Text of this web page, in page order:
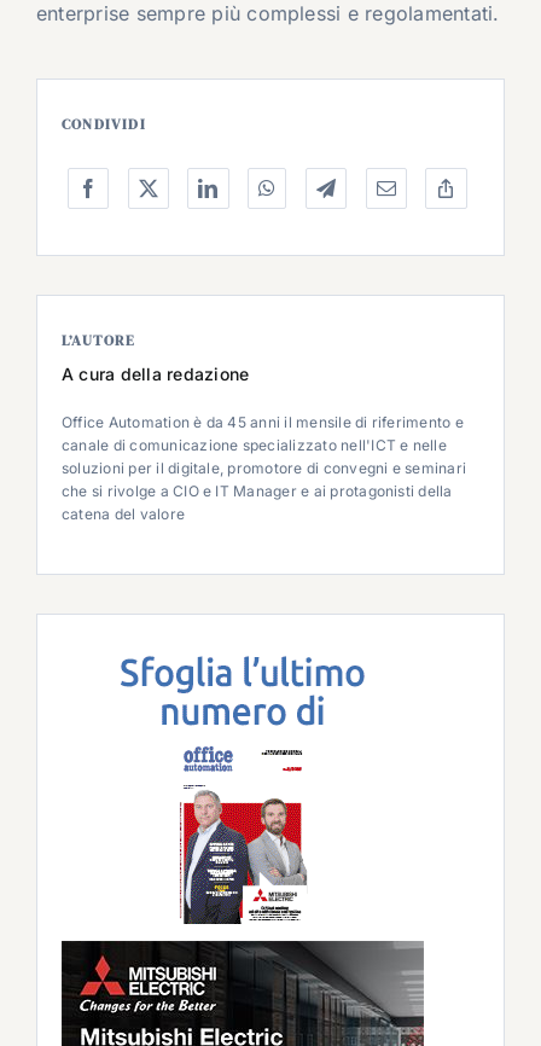
enterprise sempre più complessi e regolamentati.
CONDIVIDI
L’AUTORE
A cura della redazione
Office Automation è da 45 anni il mensile di riferimento e
canale di comunicazione specializzato nell'ICT e nelle
soluzioni per il digitale, promotore di convegni e seminari
che si rivolge a CIO e IT Manager e ai protagonisti della
catena del valore